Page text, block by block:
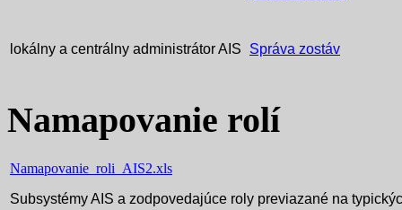
lokálny a centrálny administrátor AIS Správa zostáv
Namapovanie rolí
Namapovanie_roli_AIS2.xls
Subsystémy AIS a zodpovedajúce roly previazané na